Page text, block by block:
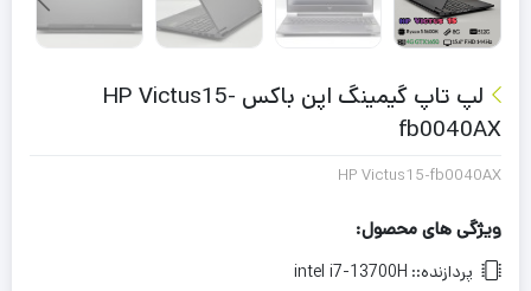
لپ تاپ گیمینگ اپن باکس HP Victus15-
fb0040AX
HP Victus15-fb0040AX
ویژگی های محصول:
پردازنده:: intel i7-13700H